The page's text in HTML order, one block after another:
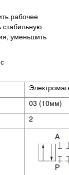
рабочее
стабильную
уменьшить
03 (10мм)
2